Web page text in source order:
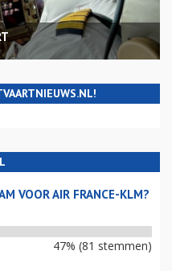
VOOR AIR FRANCE-KLM?
47% (81 stemmen)